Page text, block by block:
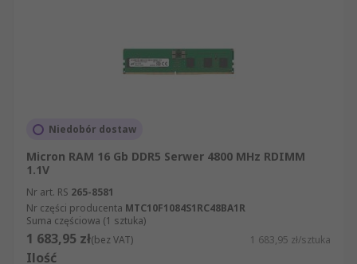
Niedobór dostaw
Micron RAM 16 Gb DDR5 Serwer 4800 MHz RDIMM
1.1V
Nr art. RS 265-8581
Nr części producenta MTC10F1084S1RC48BA1R
Suma częściowa (1 sztuka)
1 683,95 zł(bez VAT) 1 683,95 zł/sztuka
Ilość